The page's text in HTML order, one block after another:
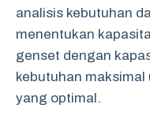
analisis kebutuhan
menentukan
genset dengan
kebutuhan
yang optimal.